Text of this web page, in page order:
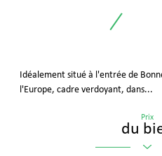
Idéalement situé à l'entrée de
l'Europe, cadre verdoyant, dans...
Prix
du